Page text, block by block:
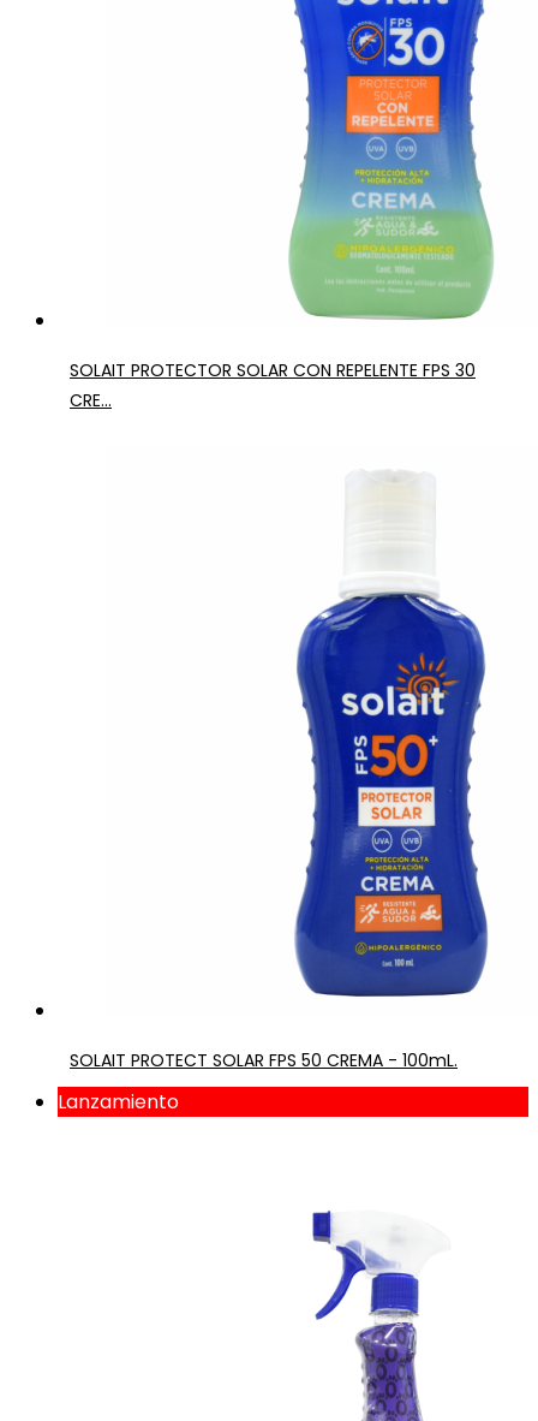
SOLAIT PROTECTOR SOLAR CON REPELENTE FPS 30
CRE...
SOLAIT PROTECT SOLAR FPS 50 CREMA - 100mL.
Lanzamiento